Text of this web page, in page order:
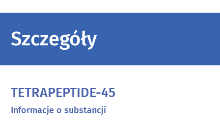
Szczegóły
TETRAPEPTIDE-45
Informacje o substancji